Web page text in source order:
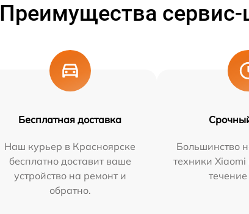
Преимущества сервис-
Бесплатная доставка
Наш курьер в Красноярске
бесплатно доставит ваше
устройство на ремонт и
обратно.
Большинство
техники